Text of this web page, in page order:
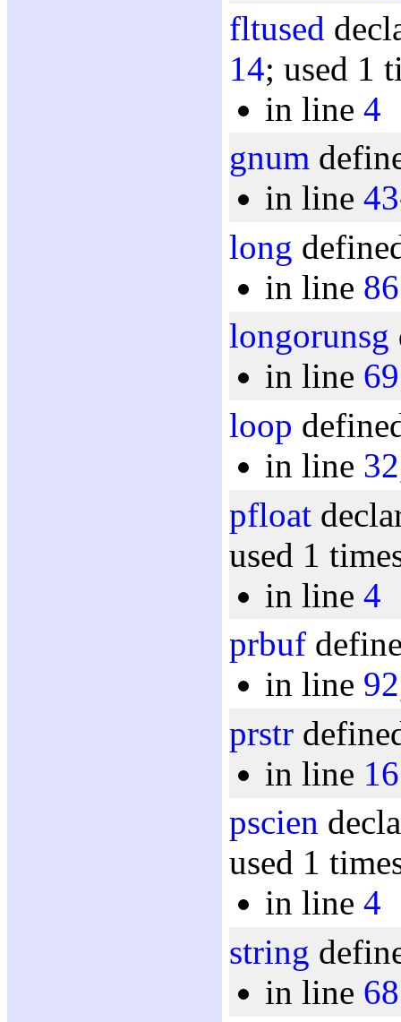
fltused
14; used 1
in line 4
gnum
in line 43
long
in line 86
longorunsg
in line 69
loop
in line 32
pfloat
used 1
in line 4
prbuf
in line 92
prstr
in line
pscien
used 1
in line 4
string
in line 68